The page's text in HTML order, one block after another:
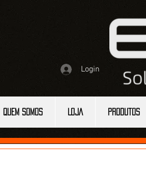
Login
QUEM SOMOS LOJA PRODUTOS